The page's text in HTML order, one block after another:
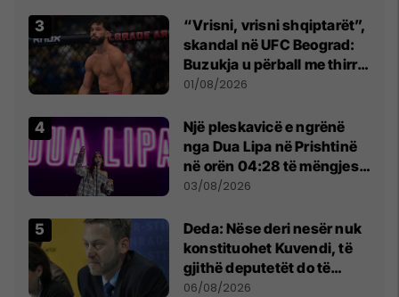
“Vrisni, vrisni shqiptarët”,
skandal në UFC Beograd:
Buzukja u përball me thirrje
anti-shqiptare nga
01/08/2026
Një pleskavicë e ngrënë
nga Dua Lipa në Prishtinë
në orën 04:28 të mëngjesit
- dhe bota digjitale serbe
03/08/2026
Deda: Nëse deri nesër nuk
konstituohet Kuvendi, të
gjithë deputetët do të
bëjnë shkelje të rëndë
06/08/2026